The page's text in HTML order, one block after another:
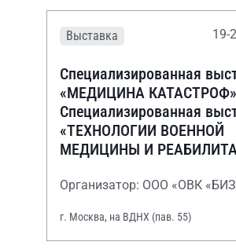
Выставка 19-
Специализированная
«МЕДИЦИНА КАТАСТРОФ»
Специализированная
«ТЕХНОЛОГИИ ВОЕННОЙ
МЕДИЦИНЫ И
Организатор: ООО «ОВК
г. Москва, на ВДНХ (пав. 55)